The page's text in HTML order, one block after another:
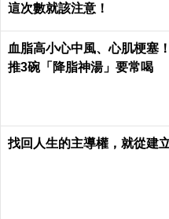
這次數就該注意！
血脂高小心中風、心肌梗塞
推3碗「降脂神湯」要常喝
找回人生的主導權，就從建